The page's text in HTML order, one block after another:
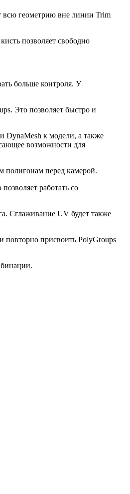
всю геометрию вне линии Trim
позволяет свободно
больше контроля. У
Это позволяет быстро и
DynaMesh к модели, а также
возможности для
полигонам перед камерой.
работать со
Сглаживание UV будет также
повторно присвоить PolyGroups